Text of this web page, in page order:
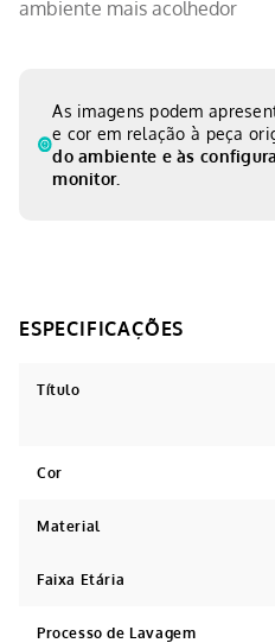
ambiente mais acolhedor
As imagens podem
e cor em relação à peça
do ambiente e às
monitor.
Título
Cor
Material
Faixa Etária
Processo de Lavagem